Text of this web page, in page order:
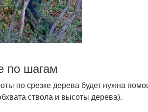
по шагам
по срезке дерева будет нужна
ствола и высоты дерева).